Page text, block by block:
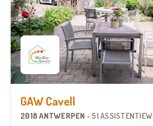
GAW Cavell
2018 ANTWERPEN - 51